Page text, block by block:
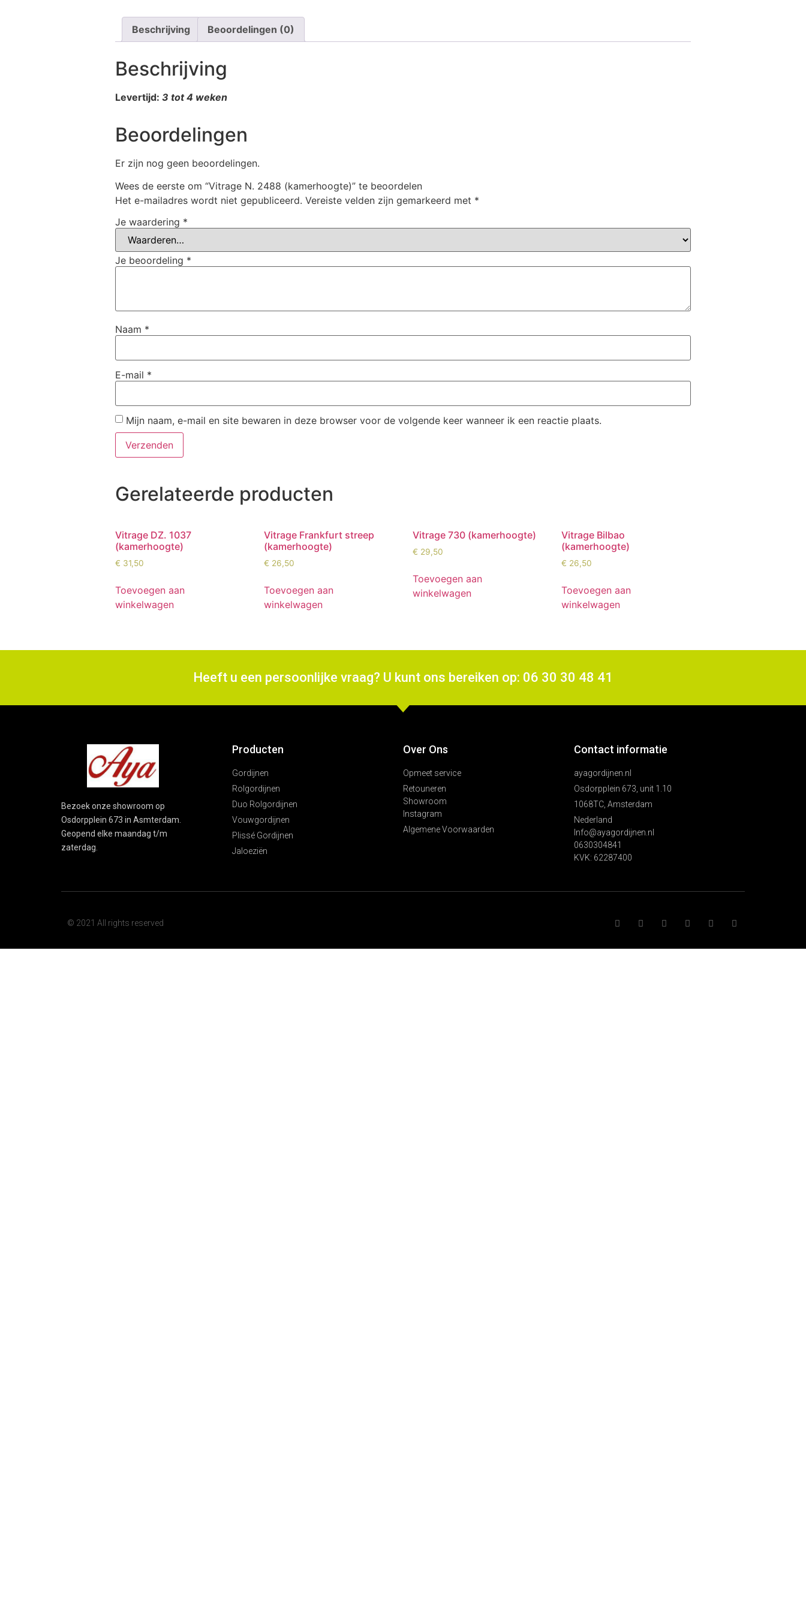
Beschrijving Beoordelingen (0)
Beschrijving
Levertijd: 3 tot 4 weken
Beoordelingen
Er zijn nog geen beoordelingen.
Wees de eerste om “Vitrage N. 2488 (kamerhoogte)” te beoordelen
Het e-mailadres wordt niet gepubliceerd. Vereiste velden zijn gemarkeerd met *
Je waardering *
Je beoordeling *
Naam *
E-mail *
Mijn naam, e-mail en site bewaren in deze browser voor de volgende keer wanneer ik een reactie plaats.
Gerelateerde producten
Vitrage DZ. 1037
(kamerhoogte)
€ 31,50
Toevoegen aan
winkelwagen
Vitrage Frankfurt streep
(kamerhoogte)
€ 26,50
Toevoegen aan
winkelwagen
Vitrage 730 (kamerhoogte)
€ 29,50
Toevoegen aan
winkelwagen
Vitrage Bilbao
(kamerhoogte)
€ 26,50
Toevoegen aan
winkelwagen
Heeft u een persoonlijke vraag? U kunt ons bereiken op: 06 30 30 48 41
Bezoek onze showroom op
Osdorpplein 673 in Asmterdam.
Geopend elke maandag t/m
zaterdag.
Producten
Gordijnen
Rolgordijnen
Duo Rolgordijnen
Vouwgordijnen
Plissé Gordijnen
Jaloeziën
Over Ons
Opmeet service
Retouneren
Showroom
Instagram
Algemene Voorwaarden
Contact informatie
ayagordijnen.nl
Osdorpplein 673, unit 1.10
1068TC, Amsterdam
Nederland
Info@ayagordijnen.nl
0630304841
KVK: 62287400
© 2021 All rights reserved